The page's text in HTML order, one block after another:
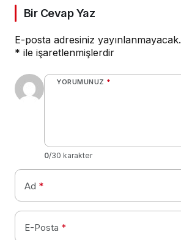
Bir Cevap Yaz
E-posta adresiniz yayınlanmayacak.
* ile işaretlenmişlerdir
YORUMUNUZ *
0/30 karakter
Ad *
E-Posta *